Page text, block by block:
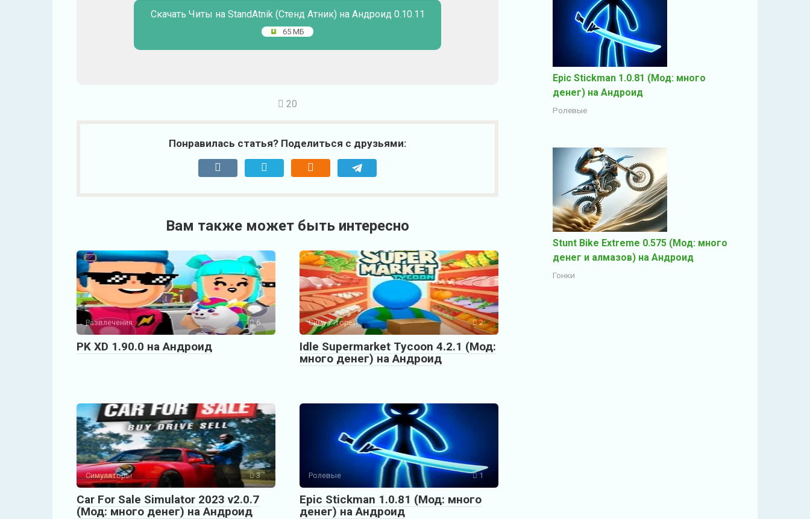
Скачать Читы на StandAtnik (Стенд Атник) на Андроид 0.10.11
65 МБ
20
Понравилась статья? Поделиться с друзьями:
Вам также может быть интересно
Развлечения 6
PK XD 1.90.0 на Андроид
Симуляторы 2
Idle Supermarket Tycoon 4.2.1 (Мод:
много денег) на Андроид
Симуляторы 3
Car For Sale Simulator 2023 v2.0.7
(Мод: много денег) на Андроид
Ролевые 1
Epic Stickman 1.0.81 (Мод: много
денег) на Андроид
Epic Stickman 1.0.81 (Мод: много
денег) на Андроид
Ролевые
Stunt Bike Extreme 0.575 (Мод: много
денег и алмазов) на Андроид
Гонки